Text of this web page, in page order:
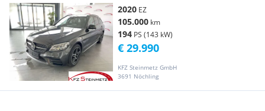
2020 EZ
105.000 km
194 PS (143 kW)
KFZ Steinmetz GmbH
3691 Nöchling
€ 29.990